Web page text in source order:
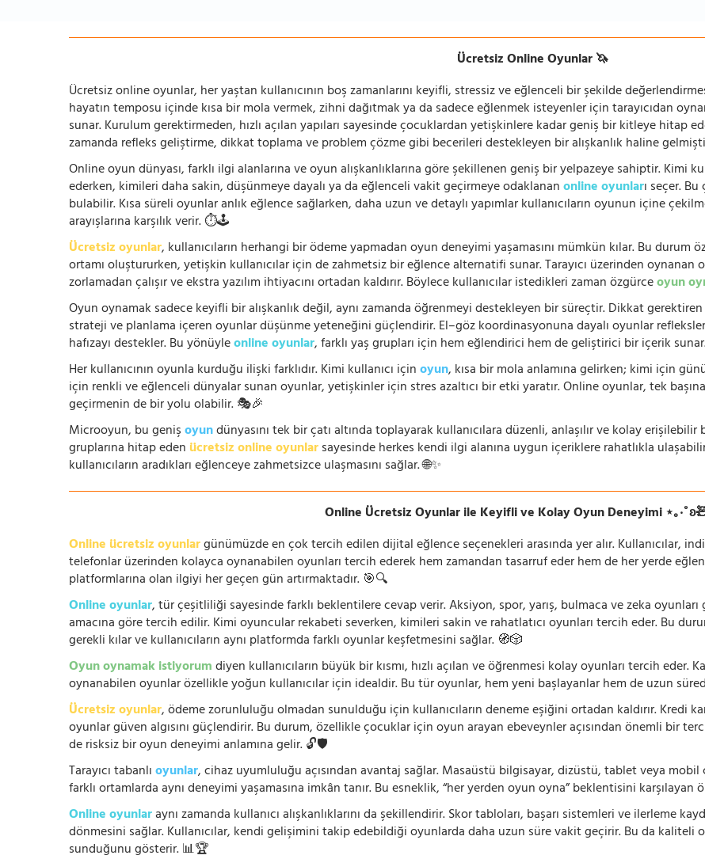
Ücretsiz Online Oyunlar 🦄
Ücretsiz online oyunlar, her yaştan kullanıcının boş zamanlarını keyifli, stressiz ve eğlenceli bir şekilde
hayatın temposu içinde kısa bir mola vermek, zihni dağıtmak ya da sadece eğlenmek isteyenler için tarayıcıdan
sunar. Kurulum gerektirmeden, hızlı açılan yapıları sayesinde çocuklardan yetişkinlere kadar geniş bir kitleye hitap
zamanda refleks geliştirme, dikkat toplama ve problem çözme gibi becerileri destekleyen bir alışkanlık haline
Online oyun dünyası, farklı ilgi alanlarına ve oyun alışkanlıklarına göre şekillenen geniş bir yelpazeye sahiptir. Kimi
ederken, kimileri daha sakin, düşünmeye dayalı ya da eğlenceli vakit geçirmeye odaklananonline oyunları seçer.
bulabilir. Kısa süreli oyunlar anlık eğlence sağlarken, daha uzun ve detaylı yapımlar kullanıcıların oyunun içine
arayışlarına karşılık verir. ⏱️🕹️
Ücretsiz oyunlar, kullanıcıların herhangi bir ödeme yapmadan oyun deneyimi yaşamasını mümkün kılar. Bu
ortamı oluştururken, yetişkin kullanıcılar için de zahmetsiz bir eğlence alternatifi sunar. Tarayıcı üzerinden oynanan
zorlamadan çalışır ve ekstra yazılım ihtiyacını ortadan kaldırır. Böylece kullanıcılar istedikleri zaman özgürceoyun
Oyun oynamak sadece keyifli bir alışkanlık değil, aynı zamanda öğrenmeyi destekleyen bir süreçtir. Dikkat gerektiren
strateji ve planlama içeren oyunlar düşünme yeteneğini güçlendirir. El–göz koordinasyonuna dayalı oyunlar
hafızayı destekler. Bu yönüyleonline oyunlar, farklı yaş grupları için hem eğlendirici hem de geliştirici bir içerik
Her kullanıcının oyunla kurduğu ilişki farklıdır. Kimi kullanıcı içinoyun, kısa bir mola anlamına gelirken; kimi için
için renkli ve eğlenceli dünyalar sunan oyunlar, yetişkinler için stres azaltıcı bir etki yaratır. Online oyunlar, tek
geçirmenin de bir yolu olabilir. 🎭🎉
Microoyun, bu genişoyundünyasını tek bir çatı altında toplayarak kullanıcılara düzenli, anlaşılır ve kolay
gruplarına hitap eden ücretsiz online oyunlarsayesinde herkes kendi ilgi alanına uygun içeriklere rahatlıkla
kullanıcıların aradıkları eğlenceye zahmetsizce ulaşmasını sağlar. 🌐✨
Online Ücretsiz Oyunlar ile Keyifli ve Kolay Oyun Deneyimi ⋆｡
Online ücretsiz oyunlargünümüzde en çok tercih edilen dijital eğlence seçenekleri arasında yer alır. Kullanıcılar,
telefonlar üzerinden kolayca oynanabilen oyunları tercih ederek hem zamandan tasarruf eder hem de her yerde
platformlarına olan ilgiyi her geçen gün artırmaktadır. 🎯🔍
Online oyunlar, tür çeşitliliği sayesinde farklı beklentilere cevap verir. Aksiyon, spor, yarış, bulmaca ve zeka
amacına göre tercih edilir. Kimi oyuncular rekabeti severken, kimileri sakin ve rahatlatıcı oyunları tercih eder. Bu
gerekli kılar ve kullanıcıların aynı platformda farklı oyunlar keşfetmesini sağlar. 🧭🎲
Oyun oynamak istiyorumdiyen kullanıcıların büyük bir kısmı, hızlı açılan ve öğrenmesi kolay oyunları tercih eder.
oynanabilen oyunlar özellikle yoğun kullanıcılar için idealdir. Bu tür oyunlar, hem yeni başlayanlar hem de uzun
Ücretsiz oyunlar, ödeme zorunluluğu olmadan sunulduğu için kullanıcıların deneme eşiğini ortadan kaldırır. Kredi
oyunlar güven algısını güçlendirir. Bu durum, özellikle çocuklar için oyun arayan ebeveynler açısından önemli bir
de risksiz bir oyun deneyimi anlamına gelir. 🔓🛡️
Tarayıcı tabanlıoyunlar, cihaz uyumluluğu açısından avantaj sağlar. Masaüstü bilgisayar, dizüstü, tablet veya
farklı ortamlarda aynı deneyimi yaşamasına imkân tanır. Bu esneklik, “her yerden oyun oyna” beklentisini
Online oyunlaraynı zamanda kullanıcı alışkanlıklarını da şekillendirir. Skor tabloları, başarı sistemleri ve ilerleme
dönmesini sağlar. Kullanıcılar, kendi gelişimini takip edebildiği oyunlarda daha uzun süre vakit geçirir. Bu da
sunduğunu gösterir. 📊🏆